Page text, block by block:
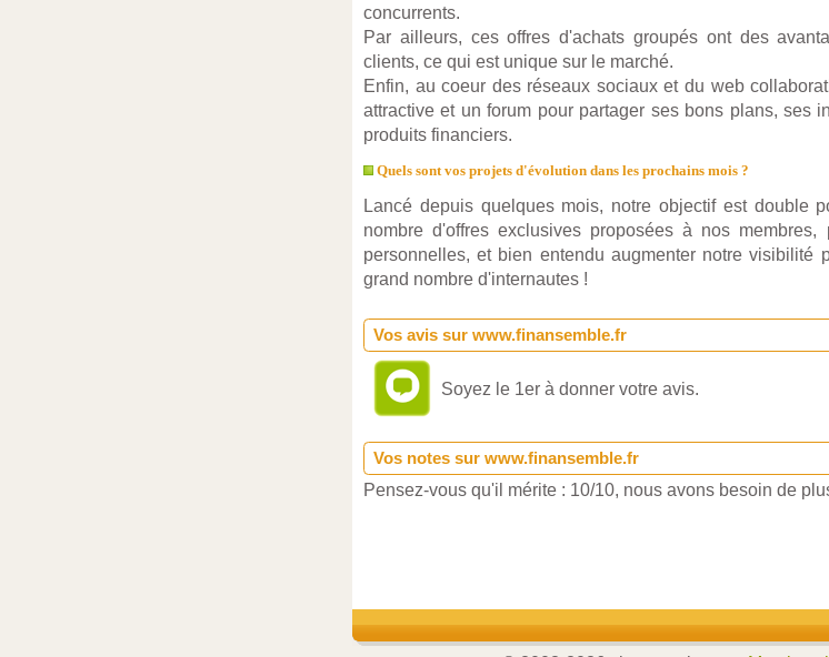
concurrents.
Par ailleurs, ces offres d'achats groupés ont des
clients, ce qui est unique sur le marché.
Enfin, au coeur des réseaux sociaux et du web
attractive et un forum pour partager ses bons plans, ses
produits financiers.
Quels sont vos projets d'évolution dans les prochains mois ?
Lancé depuis quelques mois, notre objectif est double
nombre d'offres exclusives proposées à nos
personnelles, et bien entendu augmenter notre visibilité
grand nombre d'internautes !
Vos avis sur www.finansemble.fr
Soyez le 1er à donner votre avis.
Vos notes sur www.finansemble.fr
Pensez-vous qu'il mérite : 10/10, nous avons besoin de